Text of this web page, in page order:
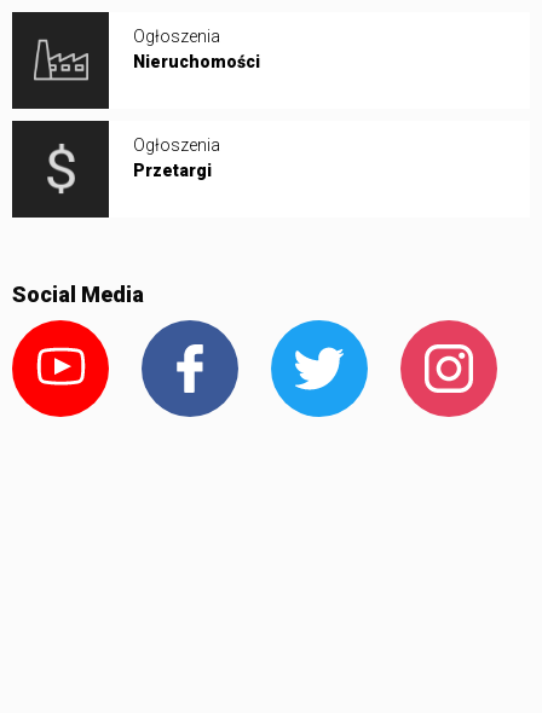
Ogłoszenia
Nieruchomości
Ogłoszenia
Przetargi
Social Media